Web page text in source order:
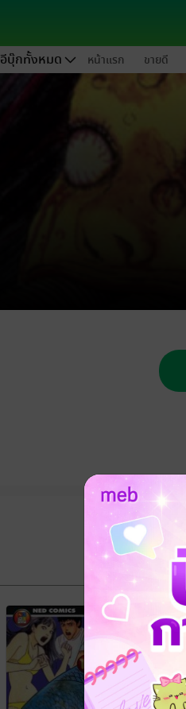
อีบุ๊กทั้งหมด หน้าแรก ขายดี